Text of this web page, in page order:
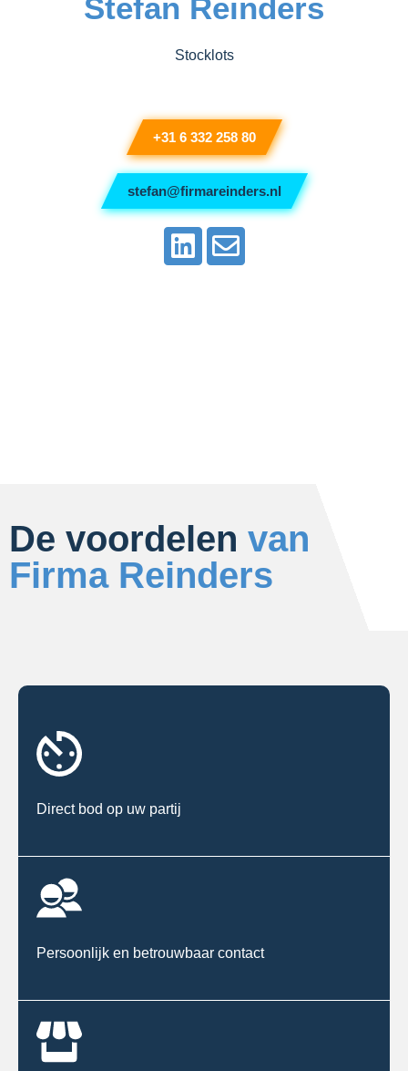
Stefan Reinders
Stocklots
+31 6 332 258 80
stefan@firmareinders.nl
De voordelen van
Firma Reinders
Direct bod op uw partij
Persoonlijk en betrouwbaar contact